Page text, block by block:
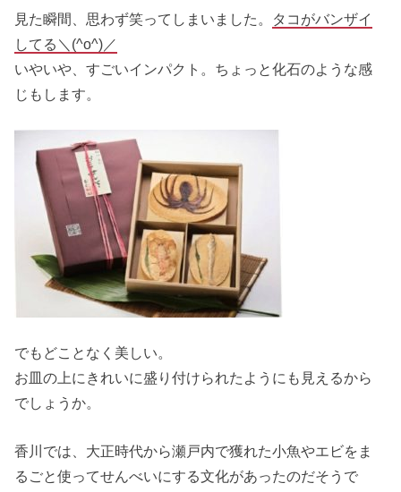
見た瞬間、思わず笑ってしまいました。 タコがバンザイ
してる＼(^o^)／
いやいや、すごいインパクト。ちょっと化石のような感
じもします。
でもどことなく美しい。
お皿の上にきれいに盛り付けられたようにも見えるから
でしょうか。
香川では、大正時代から瀬戸内で獲れた小魚やエビをま
るごと使ってせんべいにする文化があったのだそうで